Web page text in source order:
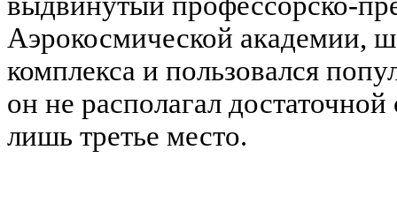
Аэрокосмической академии,
комплекса и пользовался
он не располагал
лишь третье место.